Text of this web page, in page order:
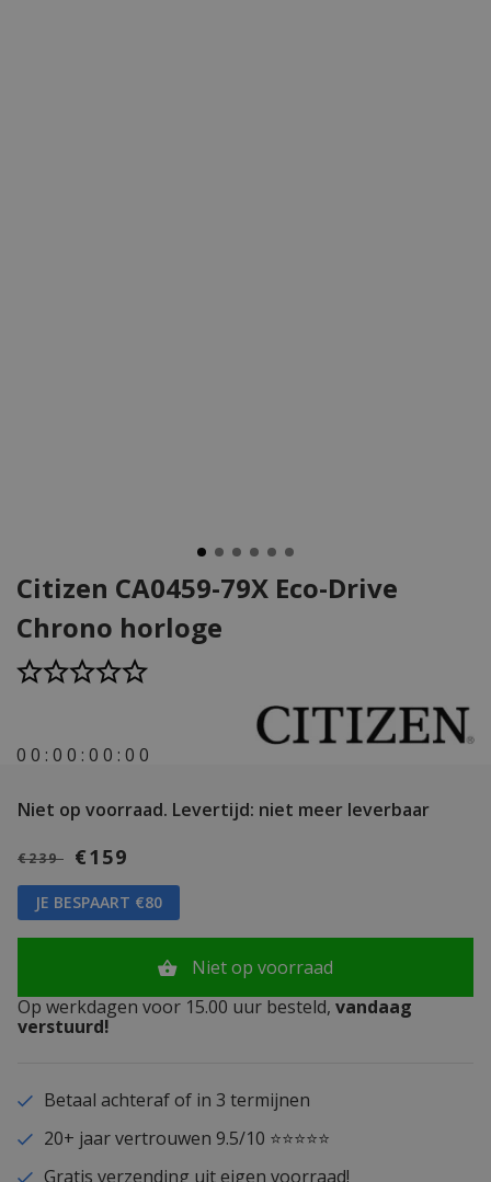
Citizen CA0459-79X Eco-Drive
Chrono horloge
0 0 : 0 0 : 0 0 : 0 0
Niet op voorraad. Levertijd: niet meer leverbaar
€239 €159
JE BESPAART €80
Niet op voorraad
Op werkdagen voor 15.00 uur besteld, vandaag
verstuurd!
Betaal achteraf of in 3 termijnen
20+ jaar vertrouwen 9.5/10 ⭐⭐⭐⭐⭐
Gratis verzending uit eigen voorraad!